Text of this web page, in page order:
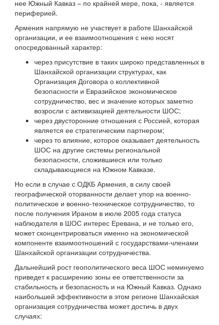
нее Южный Кавказ – по крайней мере, пока, - является
периферией.
Армения напрямую не участвует в работе Шанхайской
организации, и ее взаимоотношения с нею носят
опосредованный характер:
через присутствие в таких широко представленных в
Шанхайской организации структурах, как
Организация Договора о коллективной
безопасности и Евразийское экономическое
сотрудничество, вес и значение которых заметно
возросли с активизацией деятельности ШОС;
через двусторонние отношения с Россией, которая
является ее стратегическим партнером;
через то влияние, которое оказывает деятельность
ШОС на другие системы региональной
безопасности, сложившиеся или только
складывающиеся на Южном Кавказе.
Но если в случае с ОДКБ Армения, в силу своей
географической оторванности делает упор на военно-
политическое и военно-техническое сотрудничество, то
после получения Ираном в июле 2005 года статуса
наблюдателя в ШОС интерес Еревана, и не только его,
может сконцентрироваться именно на экономической
компоненте взаимоотношений с государствами-членами
Шанхайской организации сотрудничества.
Дальнейший рост геополитического веса ШОС неминуемо
приведет к расширению зоны ее ответственности за
стабильность и безопасность и на Южный Кавказ. Однако
наибольшей эффективности в этом регионе Шанхайская
организация сотрудничества может достичь в двух
случаях: